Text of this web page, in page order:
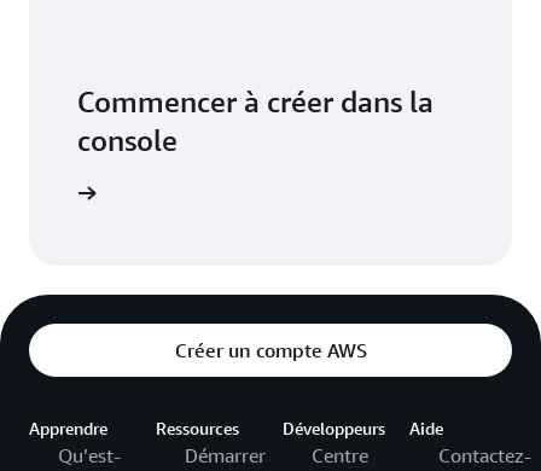
Commencer à créer dans la
console
Créer un compte AWS
Apprendre
Qu’est-
Ressources
Démarrer
Développeurs
Centre
Aide
Contactez-